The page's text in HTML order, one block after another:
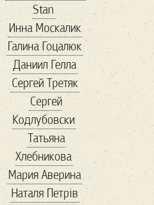
адвокат
адреналин
азовсталь
амбасадори
антиквариат
Антикорупція
антресоли апрель
Арестович
Армения арсенал
арт артден
Артур
Stan
Инна Москалик
Галина Гоцалюк
Даниил Гелла
Сергей Третяк
Сергей
Кодлубовски
Татьяна
Хлебникова
Мария Аверина
Наталя Петрів